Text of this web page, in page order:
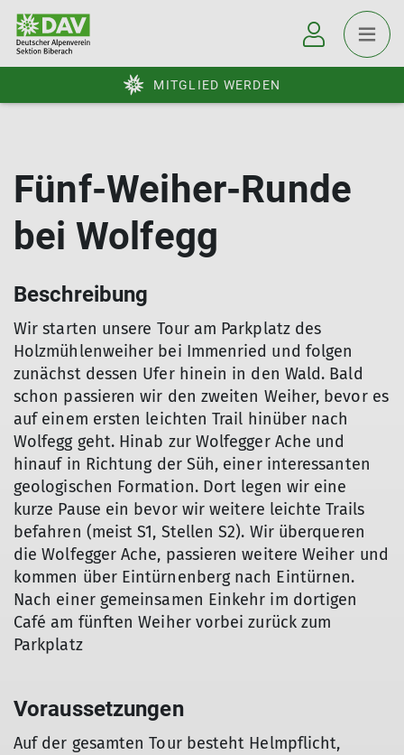
MITGLIED WERDEN
Fünf-Weiher-Runde
bei Wolfegg
Beschreibung
Wir starten unsere Tour am Parkplatz des
Holzmühlenweiher bei Immenried und folgen
zunächst dessen Ufer hinein in den Wald. Bald
schon passieren wir den zweiten Weiher, bevor es
auf einem ersten leichten Trail hinüber nach
Wolfegg geht. Hinab zur Wolfegger Ache und
hinauf in Richtung der Süh, einer interessanten
geologischen Formation. Dort legen wir eine
kurze Pause ein bevor wir weitere leichte Trails
befahren (meist S1, Stellen S2). Wir überqueren
die Wolfegger Ache, passieren weitere Weiher und
kommen über Eintürnenberg nach Eintürnen.
Nach einer gemeinsamen Einkehr im dortigen
Café am fünften Weiher vorbei zurück zum
Parkplatz
Voraussetzungen
Auf der gesamten Tour besteht Helmpflicht,